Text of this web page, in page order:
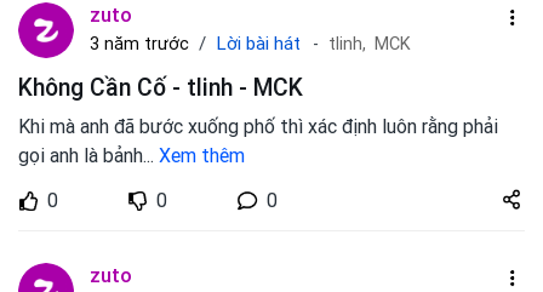
zuto
3 năm trước Lời bài hát tlinh, MCK
Không Cần Cố - tlinh - MCK
Khi mà аnh đã bước xuống phố thì xác định luôn rằng phải
gọi аnh là bảnh... Xem thêm
0
0 0
Share
zuto.vn
zuto